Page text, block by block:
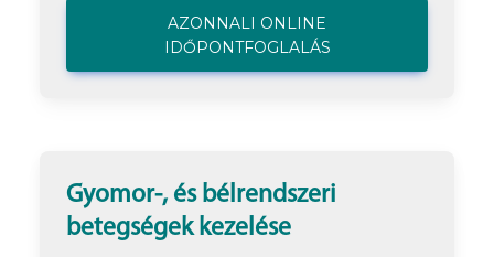
AZONNALI ONLINE
IDŐPONTFOGLALÁS
Gyomor-, és bélrendszeri
betegségek kezelése